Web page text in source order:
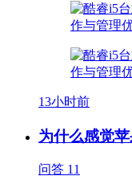
13小时前
为什么感觉
问答 11